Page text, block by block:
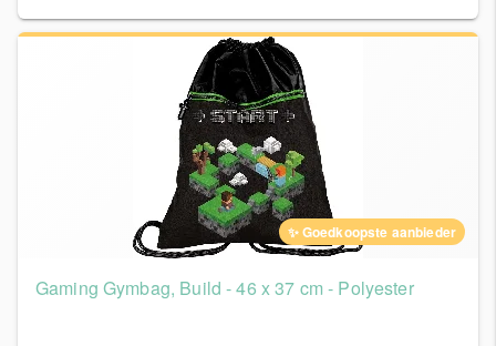
✨ Goedkoopste aanbieder
Gaming Gymbag, Build - 46 x 37 cm - Polyester